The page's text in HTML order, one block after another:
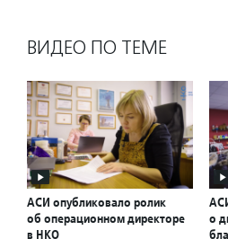
ВИДЕО ПО ТЕМЕ
АСИ опубликовало ролик
об операционном директоре
в НКО
о